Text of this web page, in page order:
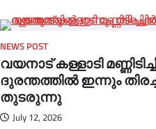
NEWS POST
വയനാട് കള്ളാടി
ദുരന്തത്തില്‍ ഇന്നും
തുടരുന്നു
July 12, 2026